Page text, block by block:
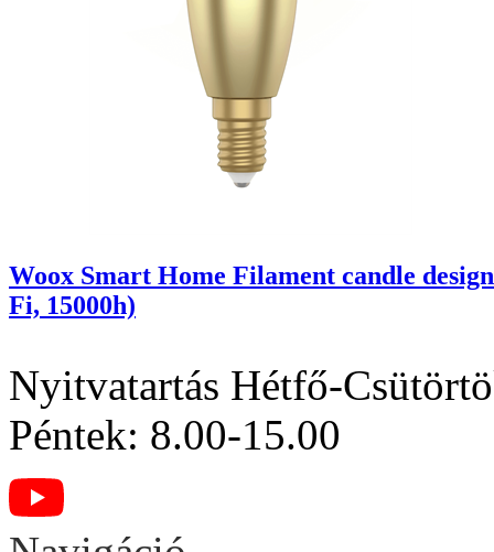
Woox Smart Home Filament candle
Fi, 15000h)
Nyitvatartás Hétfő-
Péntek: 8.00-15.00